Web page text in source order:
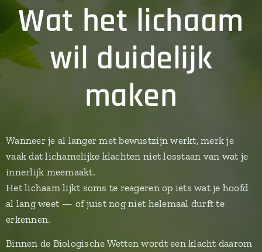
Wat het lichaam
wil duidelijk
maken
Wanneer je al langer met bewustzijn werkt, merk je
vaak dat lichamelijke klachten niet losstaan van wat je
innerlijk meemaakt.
Het lichaam lijkt soms te reageren op iets wat je hoofd
al lang weet — of juist nog niet helemaal durft te
erkennen.
Binnen de Biologische Wetten wordt een klacht daarom